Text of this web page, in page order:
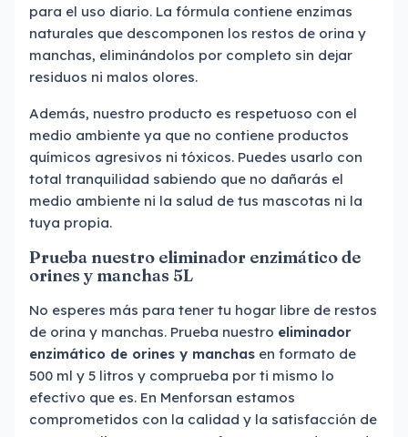
para el uso diario. La fórmula contiene enzimas
naturales que descomponen los restos de orina y
manchas, eliminándolos por completo sin dejar
residuos ni malos olores.
Además, nuestro producto es respetuoso con el
medio ambiente ya que no contiene productos
químicos agresivos ni tóxicos. Puedes usarlo con
total tranquilidad sabiendo que no dañarás el
medio ambiente ni la salud de tus mascotas ni la
tuya propia.
Prueba nuestro eliminador enzimático de
orines y manchas 5L
No esperes más para tener tu hogar libre de restos
de orina y manchas. Prueba nuestro eliminador
enzimático de orines y manchas en formato de
500 ml y 5 litros y comprueba por ti mismo lo
efectivo que es. En Menforsan estamos
comprometidos con la calidad y la satisfacción de